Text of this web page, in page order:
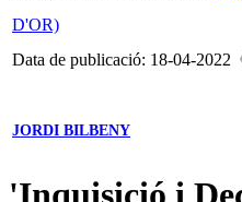
D'OR)
Data de publicació: 18-04-2022
JORDI BILBENY